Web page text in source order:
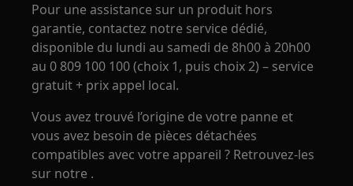
Pour une assistance sur un produit hors
garantie, contactez notre service dédié,
disponible du lundi au samedi de 8h00 à 20h00
au 0 809 100 100 (choix 1, puis choix 2) – service
gratuit + prix appel local.
Vous avez trouvé l’origine de votre panne et
vous avez besoin de pièces détachées
compatibles avec votre appareil ? Retrouvez-les
sur notre .